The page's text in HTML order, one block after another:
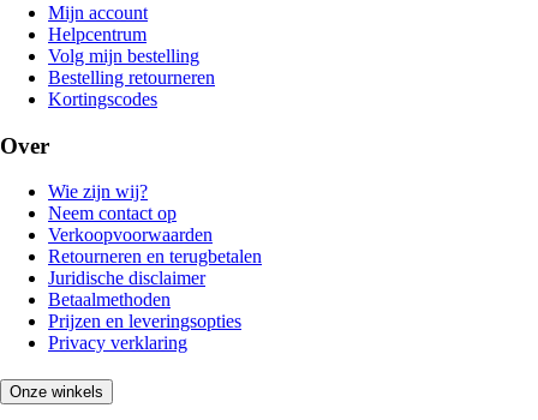
Mijn account
Helpcentrum
Volg mijn bestelling
Bestelling retourneren
Kortingscodes
Over
Wie zijn wij?
Neem contact op
Verkoopvoorwaarden
Retourneren en terugbetalen
Juridische disclaimer
Betaalmethoden
Prijzen en leveringsopties
Privacy verklaring
Onze winkels